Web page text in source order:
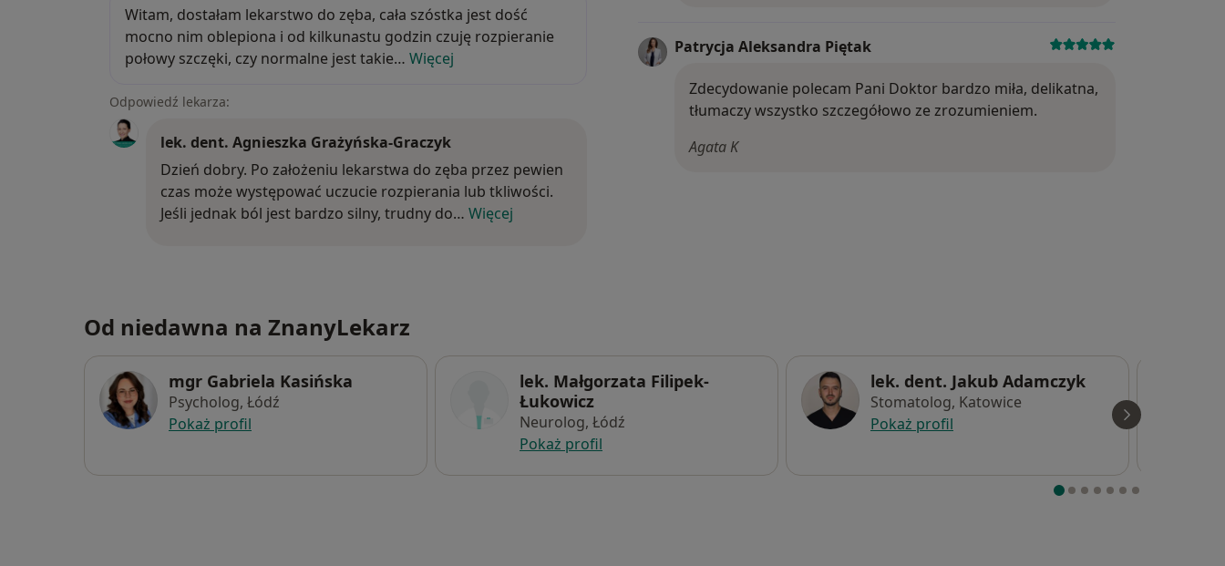
Witam, dostałam lekarstwo do zęba, cała szóstka jest dość
mocno nim oblepiona i od kilkunastu godzin czuję rozpieranie
połowy szczęki, czy normalne jest takie… Więcej
Odpowiedź lekarza:
lek. dent. Agnieszka Grażyńska-Graczyk
Dzień dobry. Po założeniu lekarstwa do zęba przez pewien czas może występować uczucie rozpierania lub tkliwości. Jeśli jednak ból jest bardzo
Dzień dobry. Po założeniu lekarstwa do zęba przez pewien
czas może występować uczucie rozpierania lub tkliwości.
Jeśli jednak ból jest bardzo silny, trudny do… Więcej
Patrycja Aleksandra Piętak Ocena: 5
Zdecydowanie polecam Pani Doktor bardzo miła, delikatna,
tłumaczy wszystko szczegółowo ze zrozumieniem.
Agata K
Od niedawna na ZnanyLekarz
mgr Gabriela Kasińska
Psycholog, Łódź
Pokaż profil
lek. Małgorzata Filipek-
Łukowicz
Neurolog, Łódź
Pokaż profil
lek. dent. Jakub Adamczyk
Stomatolog, Katowice
Pokaż profil